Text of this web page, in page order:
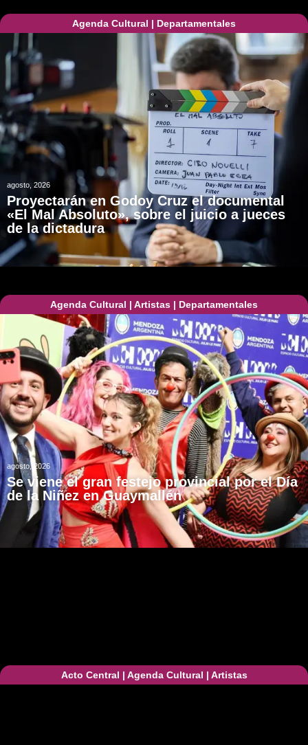
Agenda Cultural | Departamentales
agosto, 2026
Proyectarán en Godoy Cruz el documental
«El Mal Absoluto», sobre el juicio a jueces
de la dictadura
Agenda Cultural | Artistas | Departamentales
agosto, 2026
Se viene el gran festejo provincial por el Día
de la Niñez en Guaymallén
Acto Central | Agenda Cultural | Artistas